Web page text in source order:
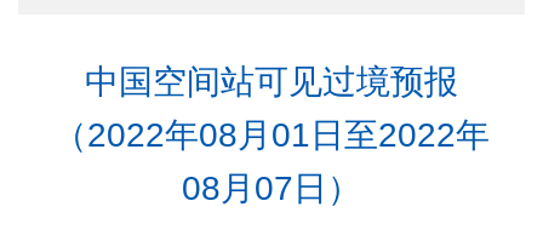
中国空间站可见过境预报
（2022年08月01日至2022年
08月07日）